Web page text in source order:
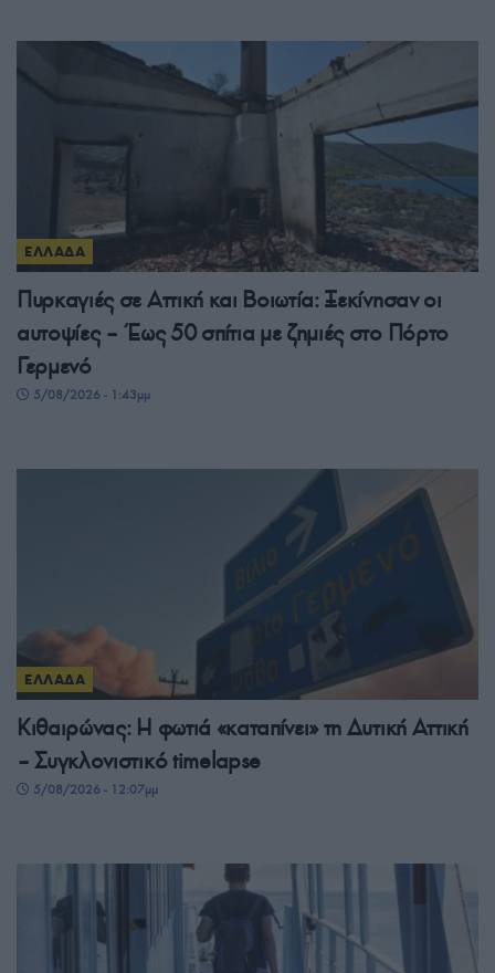
ΕΛΛΑΔΑ
Πυρκαγιές σε Αττική και Βοιωτία: Ξεκίνησαν οι
αυτοψίες – Έως 50 σπίτια με ζημιές στο Πόρτο
Γερμενό
5/08/2026 - 1:43μμ
ΕΛΛΑΔΑ
Κιθαιρώνας: Η φωτιά «καταπίνει» τη Δυτική Αττική
– Συγκλονιστικό timelapse
5/08/2026 - 12:07μμ